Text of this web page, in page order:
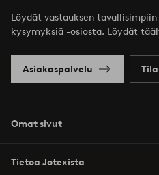
Löydät vastauksen
kysymyksiä -osiosta. Löydät
Asiakaspalvelu
Omat sivut
Tietoa Jotexista